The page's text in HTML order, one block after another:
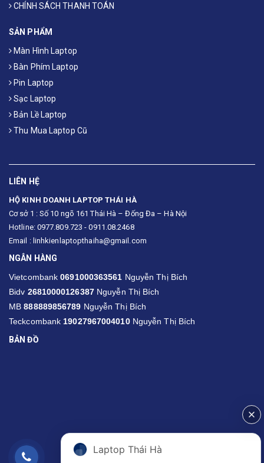
CHÍNH SÁCH THANH TOÁN
SẢN PHẨM
Màn Hình Laptop
Bàn Phím Laptop
Pin Laptop
Sạc Laptop
Bản Lề Laptop
Thu Mua Laptop Cũ
LIÊN HỆ
HỘ KINH DOANH LAPTOP THÁI HÀ
Cơ sở 1 : Số 10 ngõ 161 Thái Hà – Đống Đa – Hà Nội
Hotline: 0977.809.723 - 0911.08.2468
Email : linhkienlaptopthaiha@gmail.com
NGÂN HÀNG
Vietcombank0691000363561 Nguyễn Thị Bích
Bidv 26810000126387Nguyễn Thị Bích
MB888889856789 Nguyễn Thị Bích
Teckcombank 19027967004010Nguyễn Thị Bích
BẢN ĐỒ
Laptop Thái Hà